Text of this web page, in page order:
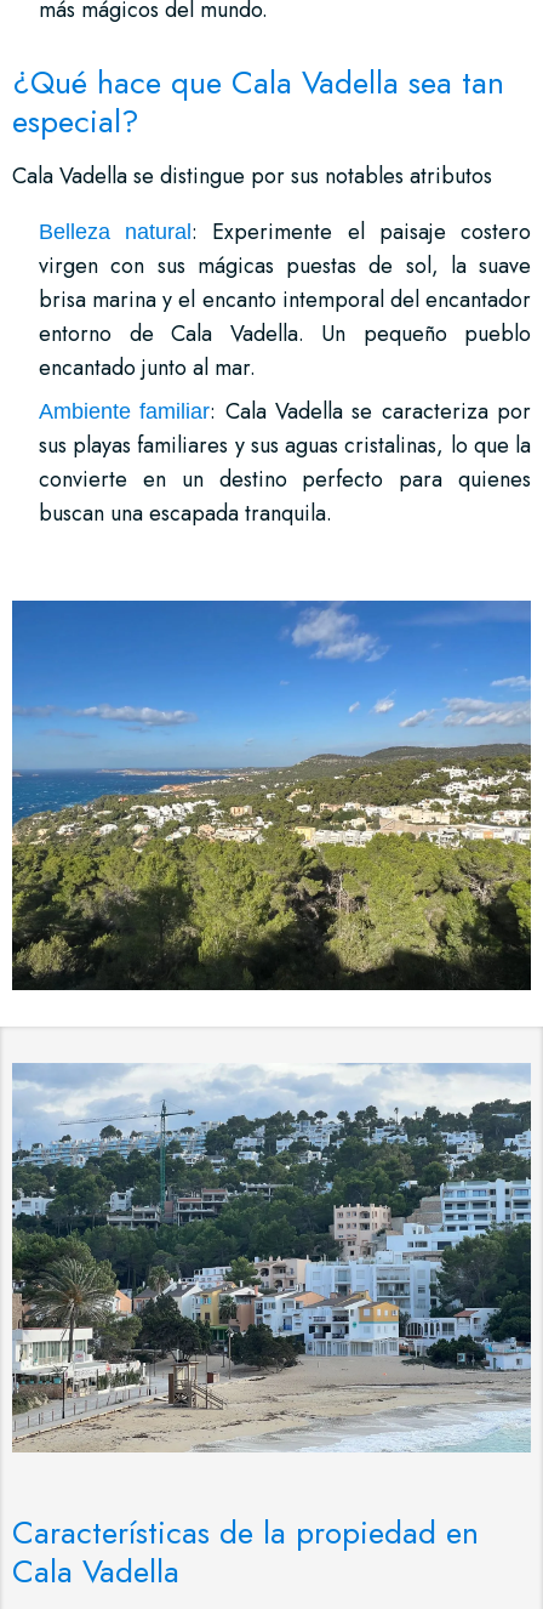
más mágicos del mundo.
¿Qué hace que Cala Vadella sea tan
especial?
Cala Vadella se distingue por sus notables atributos
Belleza natural : Experimente el paisaje costero
virgen con sus mágicas puestas de sol, la suave
brisa marina y el encanto intemporal del encantador
entorno de Cala Vadella. Un pequeño pueblo
encantado junto al mar.
Ambiente familiar: Cala Vadella se caracteriza por
sus playas familiares y sus aguas cristalinas, lo que la
convierte en un destino perfecto para quienes
buscan una escapada tranquila.
Características de la propiedad en
Cala Vadella